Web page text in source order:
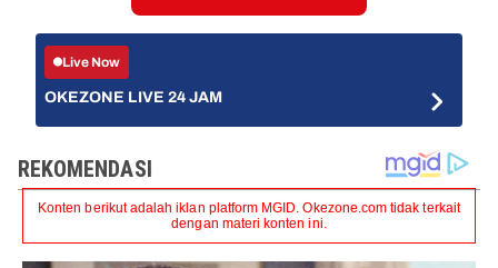
Live Now
OKEZONE LIVE 24 JAM